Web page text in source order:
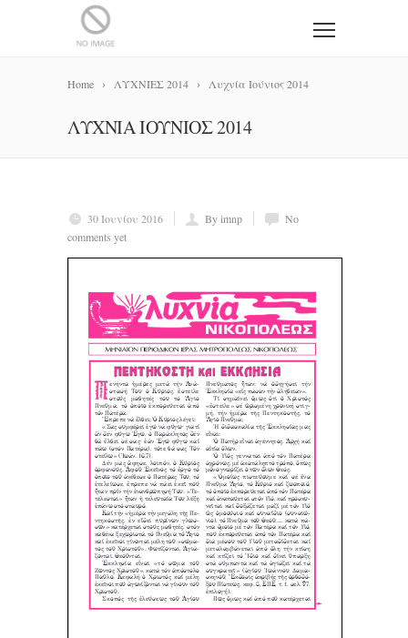
Home ΛΥΧΝΙΕΣ 2014 Λυχνία Ιούνιος 2014
ΛΥΧΝΊΑ ΙΟΎΝΙΟΣ 2014
30 Ιουνίου 2016 By imnp
No
comments yet